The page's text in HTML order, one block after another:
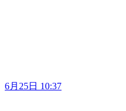
6月25日 10:37